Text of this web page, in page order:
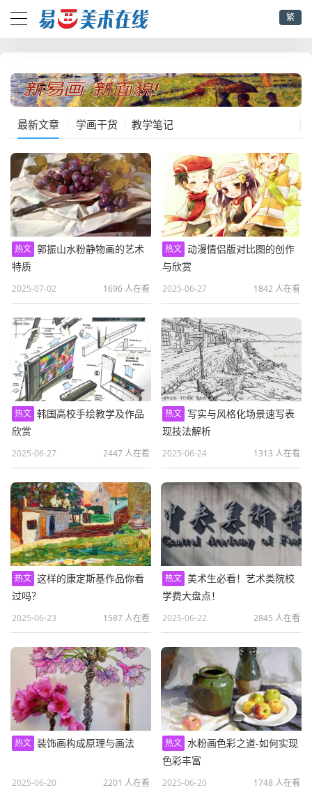
繁
最新文章 学画干货 教学笔记
热文 郭振山水粉静物画的艺术
特质
2025-07-02 1696 人在看
热文 动漫情侣版对比图的创作
与欣赏
2025-06-27 1842 人在看
热文 韩国高校手绘教学及作品
欣赏
2025-06-27 2447 人在看
热文 写实与风格化场景速写表
现技法解析
2025-06-24 1313 人在看
热文 这样的康定斯基作品你看
过吗？
2025-06-23 1587 人在看
热文 美术生必看！艺术类院校
学费大盘点！
2025-06-22 2845 人在看
热文 装饰画构成原理与画法
2025-06-20 2201 人在看
热文 水粉画色彩之道-如何实现
色彩丰富
2025-06-20 1748 人在看